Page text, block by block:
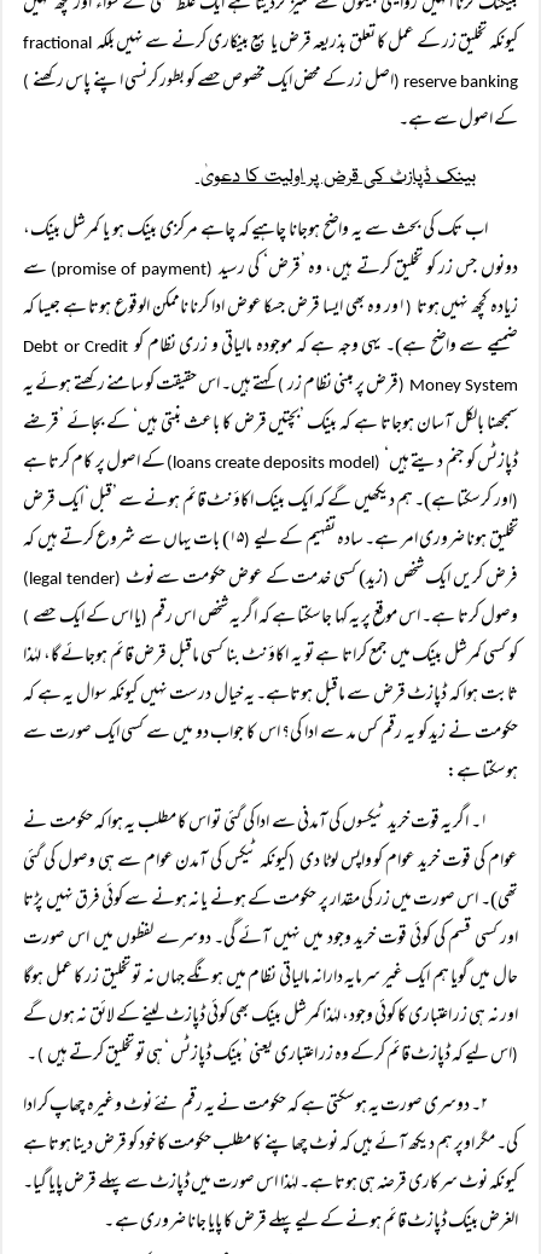
کیونکہ تخلیق زر کے عمل کا تعلق بذریعہ قرض یا بیع بینکاری کرنے سے نہیں بلکہ fractional
reserve banking ( اصل زر کے محض ایک مخصوص حصے کو بطور کرنسی اپنے پاس رکھنے )
کے اصول سے ہے۔
بینک ڈپازٹ کی قرض پر اولیت کا دعویٰ
اب تک کی بحث سے یہ واضح ہوجانا چاہیے کہ چاہے مرکزی بینک ہو یا کمرشل بینک،
دونوں جس زر کو تخلیق کرتے ہیں، وہ ’قرض‘ کی رسید(promise of payment)
سے
زیادہ کچھ نہیں ہوتا ( ۱ور وہ بھی ایسا قرض جسکا عوض ادا کرنا ناممکن الوقوع ہوتا ہے جیسا کہ
ضمیمے سے واضح ہے)۔ یہی وجہ ہے کہ موجودہ مالیاتی و زری نظام کو Debt or Credit
Money System ( قرض پر مبنی نظام زر)کہتے ہیں۔ اس حقیقت کو سامنے رکھتے ہوئے یہ
سمجھنا بالکل آسان ہوجاتا ہے کہ بینک ’بچتیں قرض کا باعث بنتی ہیں‘ کے بجائے ’قرضے
ڈپازٹس کو جنم دیتے ہیں‘ (loans create deposits model) کے اصول پر کام کرتا ہے
(اور کرسکتا ہے)۔ ہم دیکھیں گے کہ ایک بینک اکاؤنٹ قائم ہونے سے ’قبل‘ ایک قرض
تخلیق ہونا ضروری امر ہے۔ سادہ تفہیم کے لیے (
۱۵) بات یہاں سے شروع کرتے ہیں کہ
فرض کریں ایک شخص (زید) کسی خدمت کے عوض حکومت سے نوٹ (legal tender)
وصول کرتا ہے۔ اس موقع پر یہ کہا جاسکتا ہے کہ اگر یہ شخص اس رقم (یا اس کے ایک حصے )
کو کسی کمرشل بینک میں جمع کراتا ہے تو یہ اکاؤنٹ بنا کسی ماقبل قرض قائم ہوجائے گا، لہٰذا
ثابت ہوا کہ ڈپازٹ قرض سے ماقبل ہوتاہے۔ یہ خیال درست نہیں کیونکہ سوال یہ ہے کہ
حکومت نے زید کو یہ رقم کس مد سے ادا کی؟ اس کا جواب دو میں سے کسی ایک صورت سے
ہوسکتا ہے:
۱۔ اگر یہ قوت خرید ٹیکسوں کی آمدنی سے ادا کی گئی تو اس کا مطلب یہ ہوا کہ حکومت نے
عوام کی قوت خرید عوام کو واپس لوٹا دی (کیونکہ ٹیکس کی آمدن عوام سے ہی وصول کی گئی
تھی)۔ اس صورت میں زر کی مقدار پر حکومت کے ہونے یا نہ ہونے سے کوئی فرق نہیں پڑتا
اور کسی قسم کی کوئی قوت خرید وجود میں نہیں آئے گی۔ دوسرے لفظوں میں اس صورت
حال میں گویا ہم ایک غیر سرمایہ دارانہ مالیاتی نظام میں ہونگے جہاں نہ تو تخلیق زر کا عمل ہوگا
اور نہ ہی زر اعتباری کا کوئی وجود، لہٰذا کمرشل بینک بھی کوئی ڈپازٹ لینے کے لائق نہ ہوں گے
(اس لیے کہ ڈپازٹ قائم کرکے وہ زر اعتباری یعنی ’بینک ڈپازٹس ‘ ہی تو تخلیق کرتے ہیں )۔
۲۔ دوسری صورت یہ ہوسکتی ہے کہ حکومت نے یہ رقم نئے نوٹ وغیرہ چھاپ کر ادا
کی۔ مگر اوپر ہم دیکھ آئے ہیں کہ نوٹ چھاپنے کا مطلب حکومت کا خود کو قرض دینا ہوتا ہے
کیونکہ نوٹ سرکاری قرضہ ہی ہوتا ہے۔ لہٰذا اس صورت میں ڈپازٹ سے پہلے قرض پایا گیا۔
الغرض بینک ڈپازٹ قائم ہونے کے لیے پہلے قرض کا پایا جانا ضروری ہے ۔